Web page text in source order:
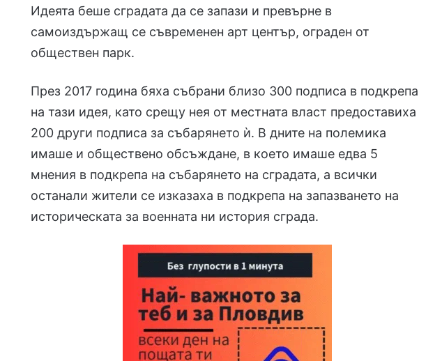
Идеята беше сградата да се запази и превърне в
самоиздържащ се съвременен арт център, ограден от
обществен парк.
През 2017 година бяха събрани близо 300 подписа в подкрепа
на тази идея, като срещу нея от местната власт предоставиха
200 други подписа за събарянето ѝ. В дните на полемика
имаше и обществено обсъждане, в което имаше едва 5
мнения в подкрепа на събарянето на сградата, а всички
останали жители се изказаха в подкрепа на запазването на
историческата за военната ни история сграда.